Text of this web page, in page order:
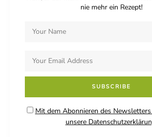
nie mehr ein Rezept!
Mit dem Abonnieren des
unsere